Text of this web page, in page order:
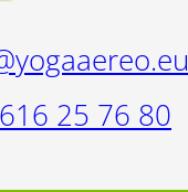
25 76 80